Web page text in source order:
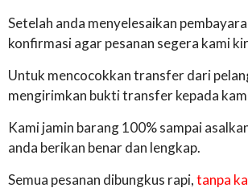
Setelah anda menyelesaikan
konfirmasi agar pesanan segera kami
Untuk mencocokkan transfer dari
mengirimkan bukti transfer kepada
Kami jamin barang 100% sampai
anda berikan benar dan lengkap.
Semua pesanan dibungkus rapi,tanpa